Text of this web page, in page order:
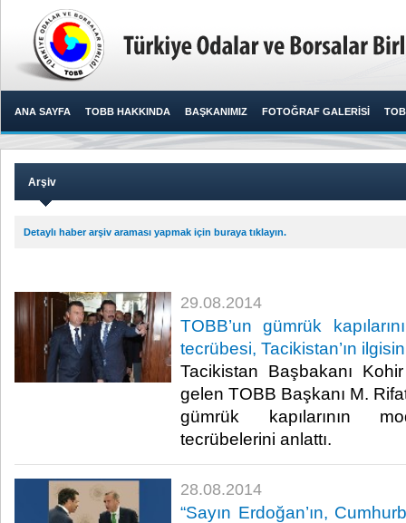
ANA SAYFA TOBB HAKKINDA BAŞKANIMIZ FOTOĞRAF GALERİSİ
Arşiv
Detaylı haber arşiv araması yapmak için buraya tıklayın.
29.08.2014
TOBB’un gümrük
tecrübesi, Tacikistan’ın
Tacikistan Başbakanı
gelen TOBB Başkanı M.
gümrük kapılarının
tecrübelerini anlattı. ​
28.08.2014
“Sayın Erdoğan’ın,